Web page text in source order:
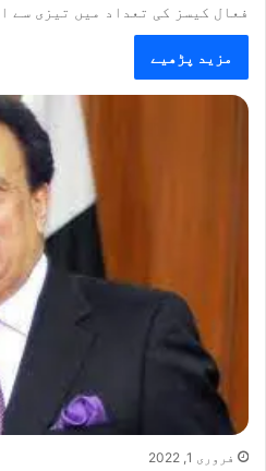
فعال کیسز کی تعداد میں تیزی سے
مزید پڑھیے
فروری 1, 2022